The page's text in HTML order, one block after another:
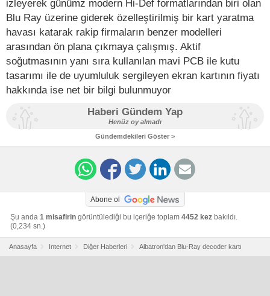
izleyerek günümz modern Hi-Def formatlarından biri olan
Blu Ray üzerine giderek özelleştirilmiş bir kart yaratma
havası katarak rakip firmaların benzer modelleri
arasından ön plana çıkmaya çalışmış. Aktif
soğutmasının yanı sıra kullanılan mavi PCB ile kutu
tasarımı ile de uyumluluk sergileyen ekran kartının fiyatı
hakkında ise net bir bilgi bulunmuyor
Haberi Gündem Yap
Henüz oy almadı
Gündemdekileri Göster >
Abone ol
Şu anda 1 misafirin görüntülediği bu içeriğe toplam 4452 kez bakıldı.
(0,234 sn.)
Anasayfa Internet Diğer Haberleri Albatron'dan Blu-Ray decoder kartı